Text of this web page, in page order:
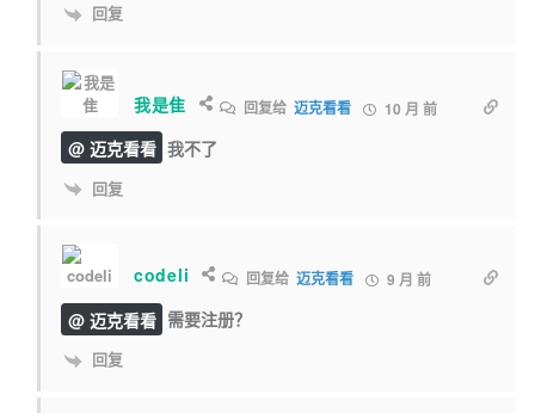
回复
我是隹 回复给迈克看看 10 月 前
@ 迈克看看 我不了
回复
codeli 回复给迈克看看 9 月 前
@ 迈克看看 需要注册？
回复